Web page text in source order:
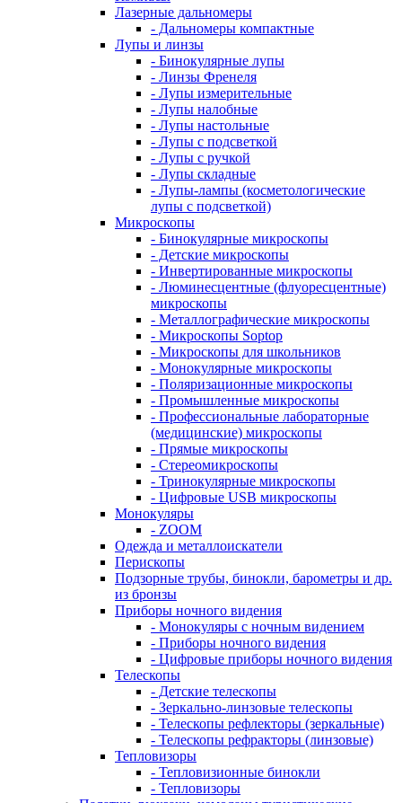
Лазерные дальномеры
- Дальномеры компактные
Лупы и линзы
- Бинокулярные лупы
- Линзы Френеля
- Лупы измерительные
- Лупы налобные
- Лупы настольные
- Лупы с подсветкой
- Лупы с ручкой
- Лупы складные
- Лупы-лампы (косметологические
лупы с подсветкой)
Микроскопы
- Бинокулярные микроскопы
- Детские микроскопы
- Инвертированные микроскопы
- Люминесцентные (флуоресцентные)
микроскопы
- Металлографические микроскопы
- Микроскопы Soptop
- Микроскопы для школьников
- Монокулярные микроскопы
- Поляризационные микроскопы
- Промышленные микроскопы
- Профессиональные лабораторные
(медицинские) микроскопы
- Прямые микроскопы
- Стереомикроскопы
- Тринокулярные микроскопы
- Цифровые USB микроскопы
Монокуляры
- ZOOM
Одежда и металлоискатели
Перископы
Подзорные трубы, бинокли, барометры и др.
из бронзы
Приборы ночного видения
- Монокуляры с ночным видением
- Приборы ночного видения
- Цифровые приборы ночного видения
Телескопы
- Детские телескопы
- Зеркально-линзовые телескопы
- Телескопы рефлекторы (зеркальные)
- Телескопы рефракторы (линзовые)
Тепловизоры
- Тепловизионные бинокли
- Тепловизоры